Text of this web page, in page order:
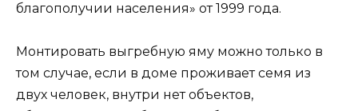
благополучии населения» от 1999 года.
Монтировать выгребную яму можно только в
том случае, если в доме проживает семя из
двух человек, внутри нет объектов,